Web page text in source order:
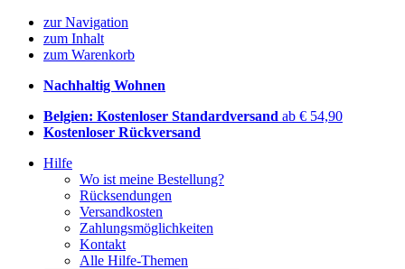
zur Navigation
zum Inhalt
zum Warenkorb
Nachhaltig Wohnen
Belgien: Kostenloser Standardversand ab € 54,90
Kostenloser Rückversand
Hilfe
Wo ist meine Bestellung?
Rücksendungen
Versandkosten
Zahlungsmöglichkeiten
Kontakt
Alle Hilfe-Themen